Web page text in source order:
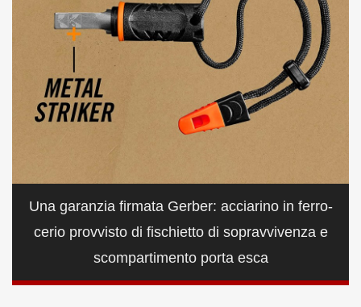
Una garanzia firmata Gerber: acciarino in ferro-
cerio provvisto di fischietto di sopravvivenza e
scompartimento porta esca